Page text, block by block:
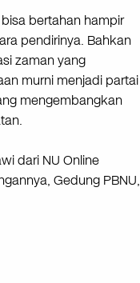
bertahan hampir
pendirinya. Bahkan
zaman yang
murni menjadi partai
mengembangkan
dari NU Online
Gedung PBNU,